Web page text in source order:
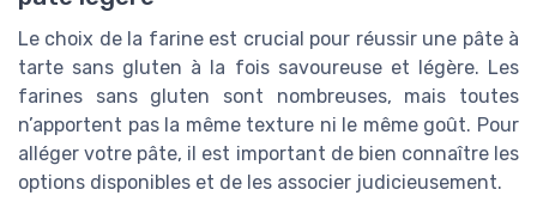
Le choix de la farine est crucial pour réussir une pâte à
tarte sans gluten à la fois savoureuse et légère. Les
farines sans gluten sont nombreuses, mais toutes
n’apportent pas la même texture ni le même goût. Pour
alléger votre pâte, il est important de bien connaître les
options disponibles et de les associer judicieusement.